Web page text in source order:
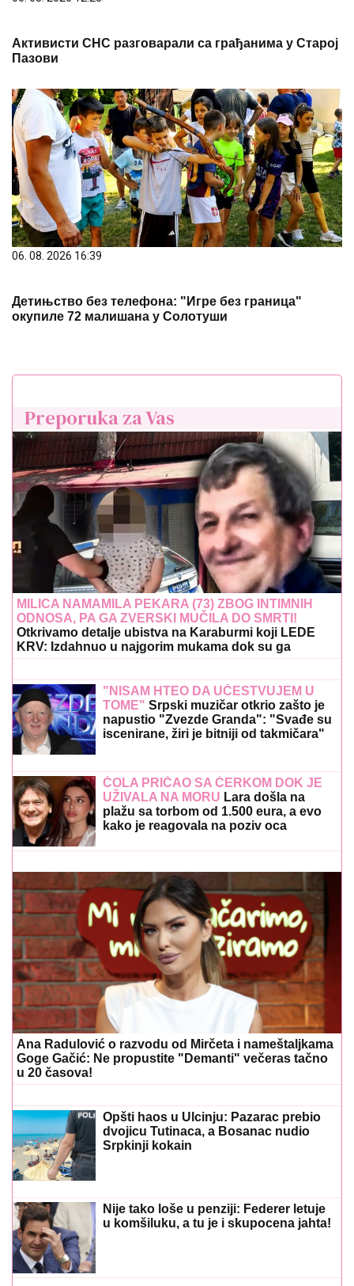
Активисти СНС разговарали са грађанима у Старој
Пазови
06. 08. 2026 16:39
Детињство без телефона: "Игре без граница"
окупиле 72 малишана у Солотуши
Preporuka za Vas
MILICA NAMAMILA PEKARA (73) ZBOG INTIMNIH
ODNOSA, PA GA ZVERSKI MUČILA DO SMRTI!
Otkrivamo detalje ubistva na Karaburmi koji LEDE
KRV: Izdahnuo u najgorim mukama dok su ga
osumnjičeni pljačkali
"NISAM HTEO DA UČESTVUJEM U
TOME" Srpski muzičar otkrio zašto je
napustio "Zvezde Granda": "Svađe su
iscenirane, žiri je bitniji od takmičara"
ČOLA PRIČAO SA ĆERKOM DOK JE
UŽIVALA NA MORU Lara došla na
plažu sa torbom od 1.500 eura, a evo
kako je reagovala na poziv oca
Ana Radulović o razvodu od Mirčeta i nameštaljkama
Goge Gačić: Ne propustite "Demanti" večeras tačno
u 20 časova!
Opšti haos u Ulcinju: Pazarac prebio
dvojicu Tutinaca, a Bosanac nudio
Srpkinji kokain
Nije tako loše u penziji: Federer letuje
u komšiluku, a tu je i skupocena jahta!